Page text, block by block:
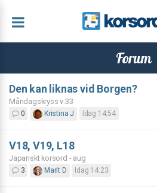
Forum
Den kan liknas vid Borgen?
Måndagskryss v.33
0 Kristina J Idag 14:54
V18, V19, L18
Japanskt korsord - aug
3 Marit D Idag 14:23